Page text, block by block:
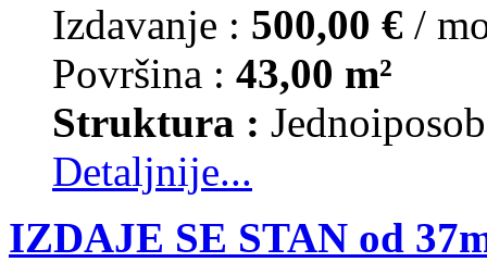
Izdavanje : 500,00 € /
Površina : 43,00 m²
Struktura :
Detaljnije...
IZDAJE SE STAN od